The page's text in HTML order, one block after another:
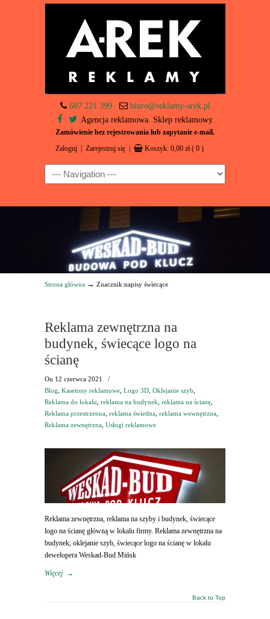
607 221 399
biuro@reklamy-arek.pl
Agencja reklamowa. Sklep reklamowy.
Zamówienie bez rejestrowania lub zapytanie e-mail.
Zaloguj Zarejestruj się Koszyk: 0,00 zł ( 0 )
Navigation
Strona główna → Znacznik:napisy świecące
Reklama zewnętrzna na
budynek, świecące logo na
ścianę
On 12 czerwca 2021
/
Blog Kasetony reklamowe Logo 3D Oklejanie szyb
Reklama do lokalu reklama na budynek reklama na ścianę
Reklama przestrzenna reklama świetlna reklama wewnętrzna
Reklama zewnętrzna Usługi reklamowe
Reklama zewnętrzna, reklama na szyby i budynek, świecące
logo na ścianę główną w lokalu firmy. Reklama zewnętrzna na
budynek, oklejanie szyb, świecące logo na ścianę w lokalu
dewelopera Weskad-Bud Mińsk
Więcej →
Back to Top